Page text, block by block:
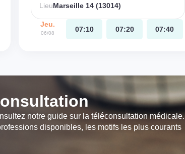
LieuMarseille 14 (13014)
Jeu.
06/08 07:10 07:20 07:40
notre guide sur la téléconsultation médicale.
disponibles, les motifs les plus courants